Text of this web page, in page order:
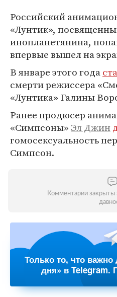
Российский
«Лунтик»,
инопланетянина,
впервые вышел на
В январе этого года
смерти режиссера
«Лунтика» Галины
Ранее продюсер
«Симпсоны» Эл Джин
гомосексуальность
Симпсон.
Комментарии закрыты
Только то, что
дня» в Telegram.